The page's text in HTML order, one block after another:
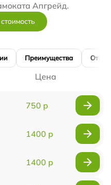
Апгрейд.
Преимущества
Цена
750 р
1400 р
1400 р